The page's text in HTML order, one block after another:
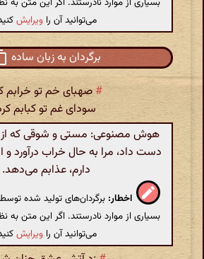
می‌توانید آن را ویرایش
برگردان به زبان ساده
# صهبای خم تو خرابم
سودای غم تو کبابم
هوش مصنوعی: مستی و شوقی که از
دست داد، مرا به حال خراب درآورد
دارم، عذابم می‌دهد.
اخطار: برگردان‌های تولید شده
بسیاری از موارد نادرستند. اگر این متن
می‌توانید آن را ویرایش